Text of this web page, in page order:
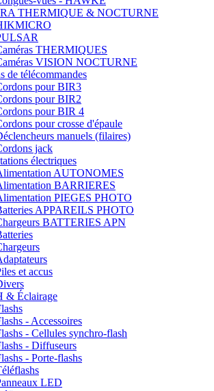
THERMIQUE & NOCTURNE
THERMIQUES
VISION NOCTURNE
de télécommandes
pour BIR3
pour BIR2
pour BIR 4
pour crosse d'épaule
manuels (filaires)
jack
électriques
AUTONOMES
BARRIERES
PIEGES PHOTO
APPAREILS PHOTO
BATTERIES APN
et accus
& Éclairage
- Accessoires
- Cellules synchro-flash
- Diffuseurs
- Porte-flashs
LED